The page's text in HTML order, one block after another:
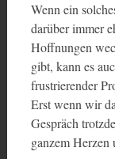
Wenn ein
darüber immer
Hoffnungen
gibt, kann es
frustrierender
Erst wenn wir
Gespräch
ganzem